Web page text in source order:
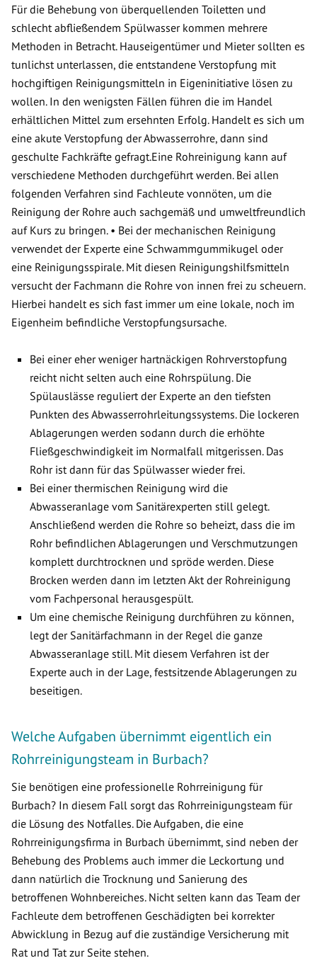
Für die Behebung von überquellenden Toiletten und
schlecht abfließendem Spülwasser kommen mehrere
Methoden in Betracht. Hauseigentümer und Mieter sollten es
tunlichst unterlassen, die entstandene Verstopfung mit
hochgiftigen Reinigungsmitteln in Eigeninitiative lösen zu
wollen. In den wenigsten Fällen führen die im Handel
erhältlichen Mittel zum ersehnten Erfolg. Handelt es sich um
eine akute Verstopfung der Abwasserrohre, dann sind
geschulte Fachkräfte gefragt.Eine Rohreinigung kann auf
verschiedene Methoden durchgeführt werden. Bei allen
folgenden Verfahren sind Fachleute vonnöten, um die
Reinigung der Rohre auch sachgemäß und umweltfreundlich
auf Kurs zu bringen. • Bei der mechanischen Reinigung
verwendet der Experte eine Schwammgummikugel oder
eine Reinigungsspirale. Mit diesen Reinigungshilfsmitteln
versucht der Fachmann die Rohre von innen frei zu scheuern.
Hierbei handelt es sich fast immer um eine lokale, noch im
Eigenheim befindliche Verstopfungsursache.
Bei einer eher weniger hartnäckigen Rohrverstopfung
reicht nicht selten auch eine Rohrspülung. Die
Spülauslässe reguliert der Experte an den tiefsten
Punkten des Abwasserrohrleitungssystems. Die lockeren
Ablagerungen werden sodann durch die erhöhte
Fließgeschwindigkeit im Normalfall mitgerissen. Das
Rohr ist dann für das Spülwasser wieder frei.
Bei einer thermischen Reinigung wird die
Abwasseranlage vom Sanitärexperten still gelegt.
Anschließend werden die Rohre so beheizt, dass die im
Rohr befindlichen Ablagerungen und Verschmutzungen
komplett durchtrocknen und spröde werden. Diese
Brocken werden dann im letzten Akt der Rohreinigung
vom Fachpersonal herausgespült.
Um eine chemische Reinigung durchführen zu können,
legt der Sanitärfachmann in der Regel die ganze
Abwasseranlage still. Mit diesem Verfahren ist der
Experte auch in der Lage, festsitzende Ablagerungen zu
beseitigen.
Welche Aufgaben übernimmt eigentlich ein
Rohrreinigungsteam in Burbach?
Sie benötigen eine professionelle Rohrreinigung für
Burbach? In diesem Fall sorgt das Rohrreinigungsteam für
die Lösung des Notfalles. Die Aufgaben, die eine
Rohrreinigungsfirma in Burbach übernimmt, sind neben der
Behebung des Problems auch immer die Leckortung und
dann natürlich die Trocknung und Sanierung des
betroffenen Wohnbereiches. Nicht selten kann das Team der
Fachleute dem betroffenen Geschädigten bei korrekter
Abwicklung in Bezug auf die zuständige Versicherung mit
Rat und Tat zur Seite stehen.